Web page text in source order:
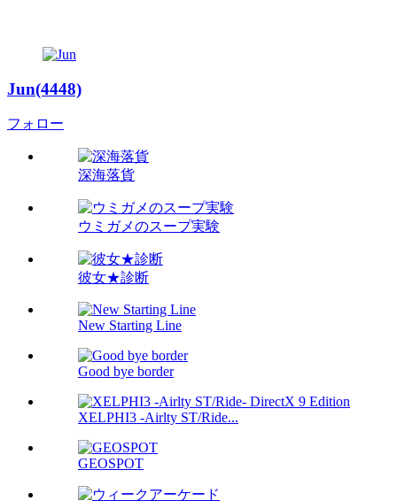
Jun(4448)
フォロー
深海落貨
ウミガメのスープ実験
彼女★診断
New Starting Line
Good bye border
XELPHI3 -Airlty ST/Ride...
GEOSPOT